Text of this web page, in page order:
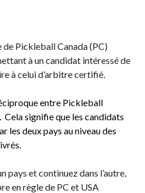
de Pickleball Canada (PC)
à un candidat intéressé de
à celui d’arbitre certifié.
entre Pickleball
signifie que les candidats
les deux pays au niveau des
pays et continuez dans l’autre,
en règle de PC et USA